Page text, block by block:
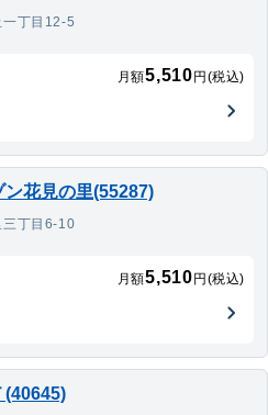
一丁目12-5
月額5,510 円(税込)
ン花見の里(55287)
三丁目6-10
月額5,510 円(税込)